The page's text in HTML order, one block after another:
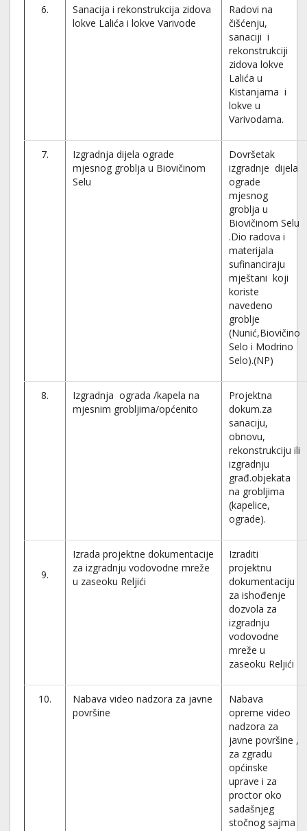
6.
Sanacija i rekonstrukcija zidova
lokve Lalića i lokve Varivode
Radovi na
čišćenju,
sanaciji i
rekonstrukciji
zidova lokve
Lalića u
Kistanjama i
lokve u
Varivodama.
7.
Izgradnja dijela ograde
mjesnog groblja u Biovičinom
Selu
Dovršetak
izgradnje dijela
ograde
mjesnog
groblja u
Biovičinom Selu
.Dio radova i
materijala
sufinanciraju
mještani koji
koriste
navedeno
groblje
(Nunić,Biovičino
Selo i Modrino
Selo).(NP)
8.
Izgradnja ograda /kapela na
mjesnim grobljima/općenito
Projektna
dokum.za
sanaciju,
obnovu,
rekonstrukciju ili
izgradnju
građ.objekata
na grobljima
(kapelice,
ograde).
9.
Izrada projektne dokumentacije
za izgradnju vodovodne mreže
u zaseoku Reljići
Izraditi
projektnu
dokumentaciju
za ishođenje
dozvola za
izgradnju
vodovodne
mreže u
zaseoku Reljići
10.
Nabava video nadzora za javne
površine
Nabava
opreme video
nadzora za
javne površine ,
za zgradu
općinske
uprave i za
proctor oko
sadašnjeg
stočnog sajma